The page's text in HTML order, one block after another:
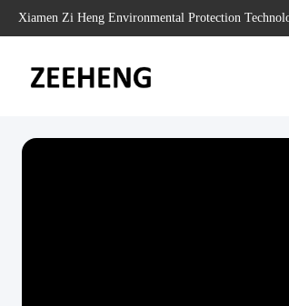
Xiamen Zi Heng Environmental Protection